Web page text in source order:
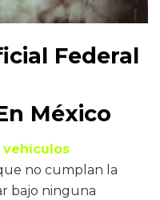
Federal
México
vehículos
no cumplan la
bajo ninguna